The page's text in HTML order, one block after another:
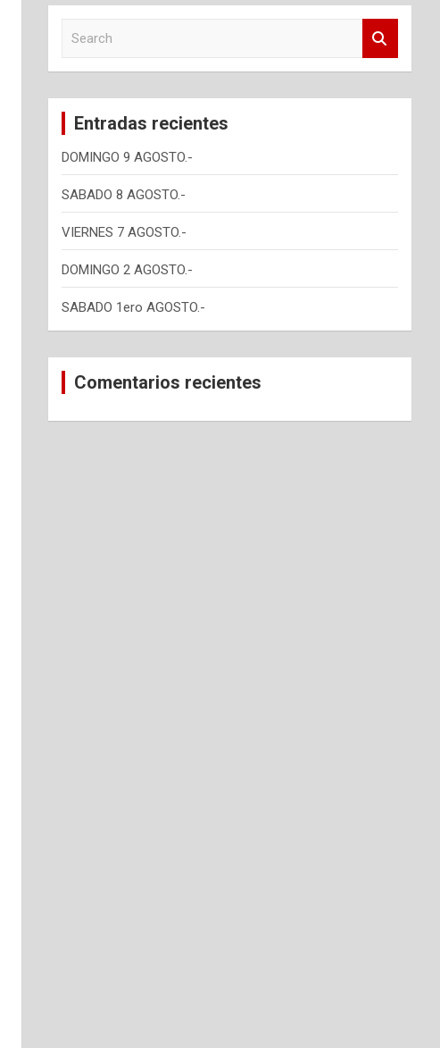
c
Entradas recientes
DOMINGO 9 AGOSTO.-
SABADO 8 AGOSTO.-
VIERNES 7 AGOSTO.-
DOMINGO 2 AGOSTO.-
SABADO 1ero AGOSTO.-
Comentarios recientes